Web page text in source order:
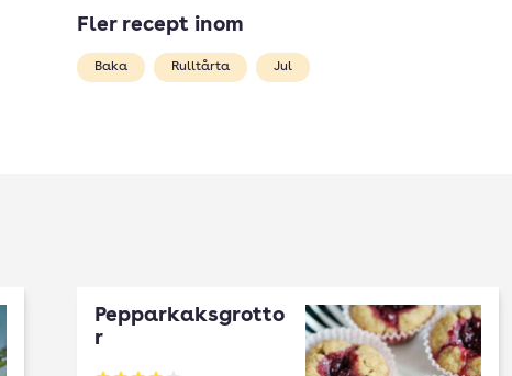
Fler recept inom
Baka Rulltårta Jul
Pepparkaksgrotto
r